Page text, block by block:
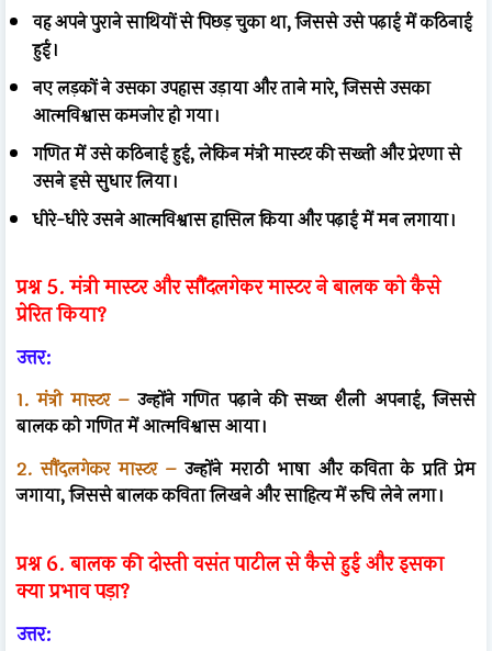
वह अपने पुराने साथियों से पिछड़ चुका था, जिससे उसे पढ़ाई में कठिनाई
हुई।
नए लड़कों ने उसका उपहास उड़ाया और ताने मारे, जिससे उसका
आत्मविश्वास कमजोर हो गया।
गणित में उसे कठिनाई हुई, लेकिन मंत्री मास्टर की सख्ती और प्रेरणा से
उसने इसे सुधार लिया।
धीरे-धीरे उसने आत्मविश्वास हासिल किया और पढ़ाई में मन लगाया।
प्रश्न 5. मंत्री मास्टर और सौंदलगेकर मास्टर ने बालक को कैसे
प्रेरित किया?
उत्तर:
1. मंत्री मास्टर –उन्होंने गणित पढ़ाने की सख्त शैली अपनाई, जिससे
बालक को गणित में आत्मविश्वास आया।
2. सौंदलगेकर मास्टर – उन्होंने मराठी भाषा और कविता के प्रति प्रेम
जगाया, जिससे बालक कविता लिखने और साहित्य में रुचि लेने लगा।
प्रश्न 6. बालक की दोस्ती वसंत पाटील से कैसे हुई और इसका
क्या प्रभाव पड़ा?
उत्तर: